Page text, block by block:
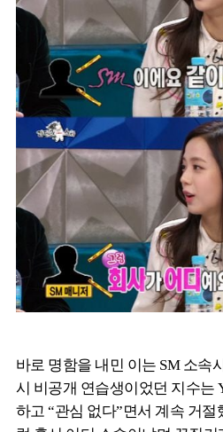
바로 명함을 내민 이는 SM 소속
시 비공개 연습생이었던 지수는
하고 “관심 없다”면서 계속 거